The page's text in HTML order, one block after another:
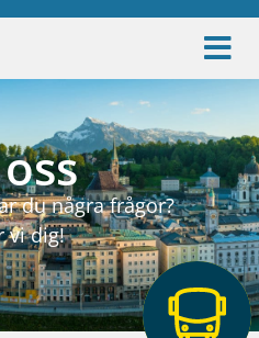
du några frågor?
vi dig!